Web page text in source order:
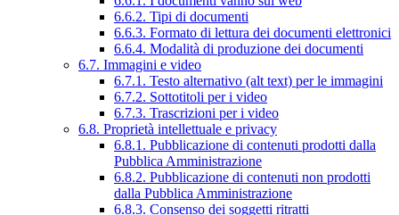
6.6.2. Tipi di documenti
6.6.3. Formato di lettura dei documenti elettronici
6.6.4. Modalità di produzione dei documenti
6.7. Immagini e video
6.7.1. Testo alternativo (alt text) per le immagini
6.7.2. Sottotitoli per i video
6.7.3. Trascrizioni per i video
6.8. Proprietà intellettuale e privacy
6.8.1. Pubblicazione di contenuti prodotti dalla
Pubblica Amministrazione
6.8.2. Pubblicazione di contenuti non prodotti
dalla Pubblica Amministrazione
6.8.3. Consenso dei soggetti ritratti